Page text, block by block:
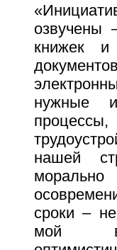
озвучены
книжек
нужные
нашей
сроки –
мой